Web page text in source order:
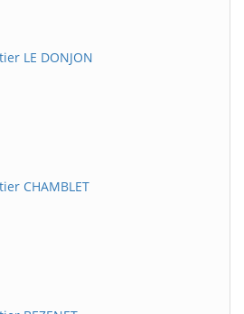
LE DONJON
CHAMBLET